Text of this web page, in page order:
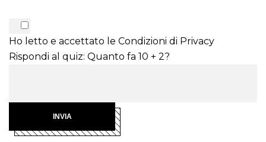
Ho letto e accettato le Condizioni di Privacy
Rispondi al quiz: Quanto fa 10 + 2?
INVIA